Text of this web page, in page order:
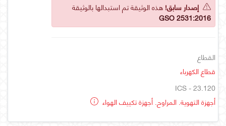
إصدار سابق! هذه الوثيقة تم استبدالها بالوثيقة
GSO 2531:2016
القطاع
قطاع الكهرباء
ICS - 23.120
أجهزة التهوية. المراوح. أجهزة تكييف الهواء